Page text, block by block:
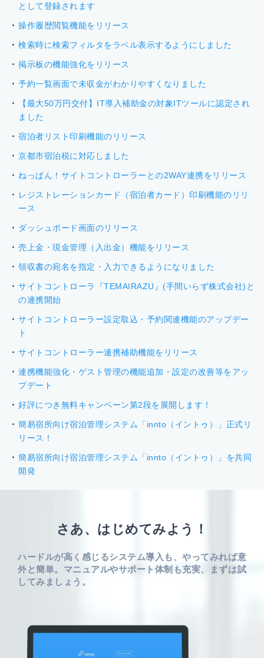
として登録されます
操作履歴閲覧機能をリリース
検索時に検索フィルタをラベル表示するようにしました
掲示板の機能強化をリリース
予約一覧画面で未収金がわかりやすくなりました
【最大50万円交付】IT導入補助金の対象ITツールに認定され
ました
宿泊者リスト印刷機能のリリース
京都市宿泊税に対応しました
ねっぱん！サイトコントローラーとの2WAY連携をリリース
レジストレーションカード（宿泊者カード）印刷機能のリリ
ース
ダッシュボード画面のリリース
売上金・現金管理（入出金）機能をリリース
領収書の宛名を指定・入力できるようになりました
サイトコントローラ『TEMAIRAZU』(手間いらず株式会社)と
の連携開始
サイトコントローラー設定取込・予約関連機能のアップデー
ト
サイトコントローラー連携補助機能をリリース
連携機能強化・ゲスト管理の機能追加・設定の改善等をアッ
プデート
好評につき無料キャンペーン第2段を展開します！
簡易宿所向け宿泊管理システム「innto（イントゥ）」正式リ
リース！
簡易宿所向け宿泊管理システム「innto（イントゥ）」を共同
開発
さあ、はじめてみよう！
ハードルが高く感じるシステム導入も、やってみれば意
外と簡単。 マニュアルやサポート体制も充実、まずは試
してみましょう。